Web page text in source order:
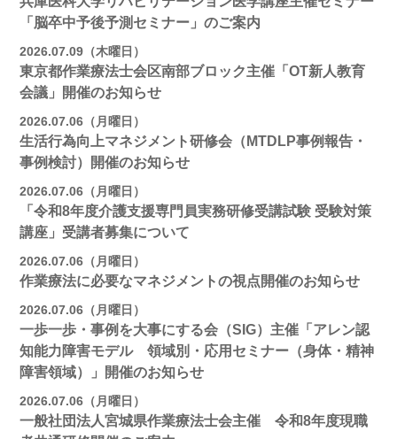
「脳卒中予後予測セミナー」のご案内
2026.07.09（木曜日）
東京都作業療法士会区南部ブロック主催「OT新人教育
会議」開催のお知らせ
2026.07.06（月曜日）
生活行為向上マネジメント研修会（MTDLP事例報告・
事例検討）開催のお知らせ
2026.07.06（月曜日）
「令和8年度介護支援専門員実務研修受講試験 受験対策
講座」受講者募集について
2026.07.06（月曜日）
作業療法に必要なマネジメントの視点開催のお知らせ
2026.07.06（月曜日）
一歩一歩・事例を大事にする会（SIG）主催「アレン認
知能力障害モデル 領域別・応用セミナー（身体・精神
障害領域）」開催のお知らせ
2026.07.06（月曜日）
一般社団法人宮城県作業療法士会主催 令和8年度現職